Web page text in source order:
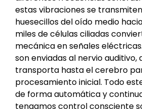
estas vibraciones se
huesecillos del oído medio
miles de células ciliadas
mecánica en señales
son enviadas al nervio auditivo,
transporta hasta el cerebro
procesamiento inicial. Todo
de forma automática y
tengamos control consciente